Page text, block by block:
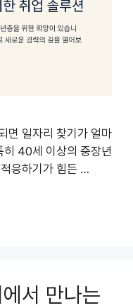
면 일자리 찾기가 얼마
히 40세 이상의 중장년
응하기가 힘든 …
서 만나는